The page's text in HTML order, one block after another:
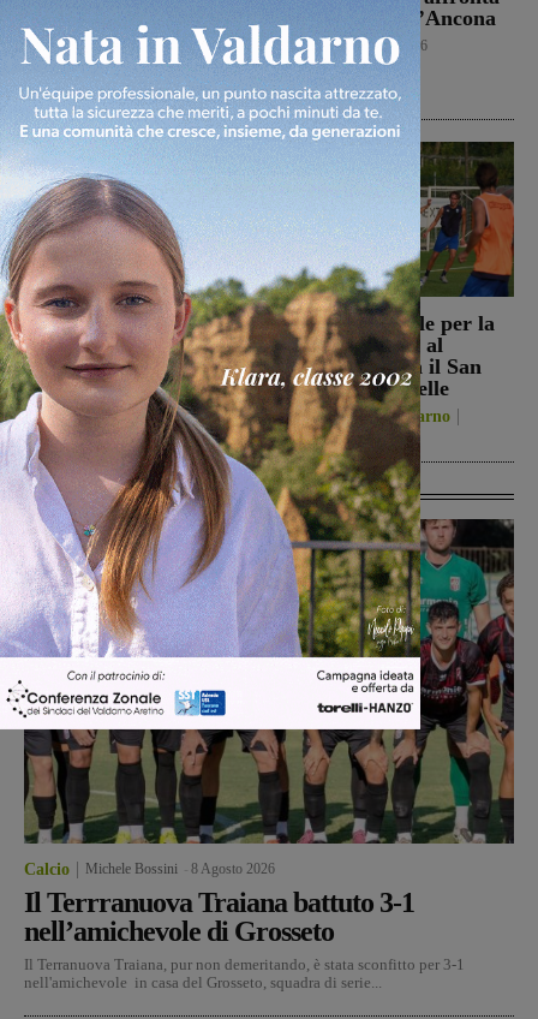
battuto 3-1
nell’amichevole di
Grosseto
Calcio 8 Agosto 2026
in amichevole l’Ancona
Calcio 8 Agosto 2026
Reggello, i consiglieri di
opposizione: “La TARI
2026 resta più alta di
quella del 2022”
Politica 8 Agosto 2026
Prima stagionale per la
Sangiovannese, al
“Fedini” arriva il San
Donato Tavarnelle
San Giovanni Valdarno
8 Agosto 2026
Ultime Calcio
Calcio Michele Bossini 8 Agosto 2026
Il Terrranuova Traiana battuto 3-1
nell’amichevole di Grosseto
Il Terranuova Traiana, pur non demeritando, è stata sconfitto per 3-1
nell'amichevole in casa del Grosseto, squadra di serie...